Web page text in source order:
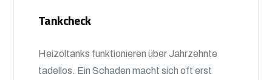
Tankcheck
Heizöltanks funktionieren über Jahrzehnte
tadellos. Ein Schaden macht sich oft erst